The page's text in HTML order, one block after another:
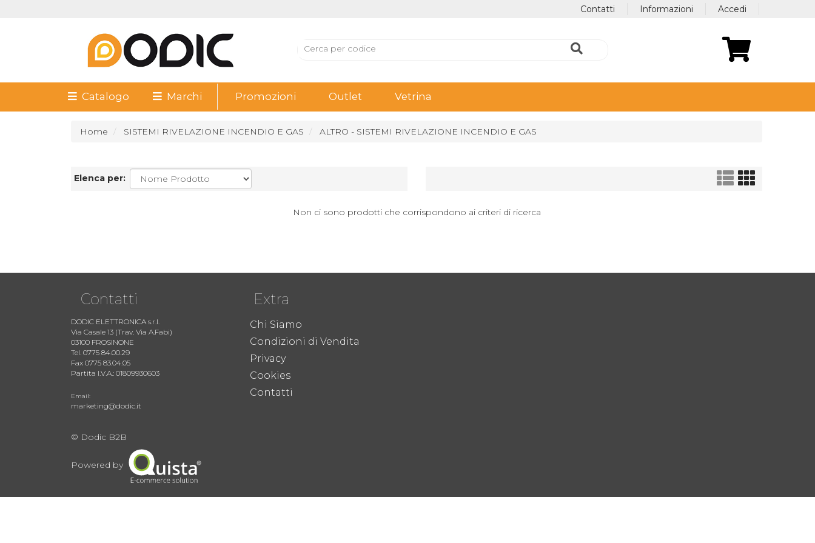
Accedi
Informazioni
Contatti
Catalogo Marchi Promozioni Outlet Vetrina
Home SISTEMI RIVELAZIONE INCENDIO E GAS ALTRO - SISTEMI RIVELAZIONE INCENDIO E GAS
Elenca per:
Non ci sono prodotti che corrispondono ai criteri di ricerca
Contatti
DODIC ELETTRONICA s.r.l.
Via Casale 13 (Trav. Via A.Fabi)
03100 FROSINONE
Tel. 0775 84.00.29
Fax 0775 83.04.05
Partita I.V.A.: 01809930603
Email:
marketing@dodic.it
Extra
Chi Siamo
Condizioni di Vendita
Privacy
Cookies
Contatti
© Dodic B2B
Powered by